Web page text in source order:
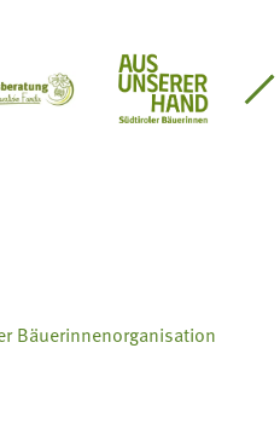
Mit Bäuerinnen lernen -
Lebensberatung für dieAus unserer
Bäuerinnenorganisation